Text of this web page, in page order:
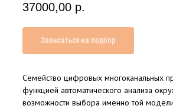
37000,00 р.
Записаться на подбор
Семейство цифровых многоканальных
функцией автоматического анализа
возможности выбора именно той